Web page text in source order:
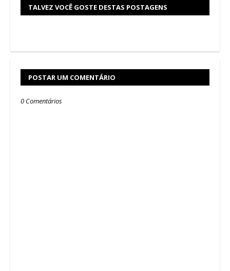
TALVEZ VOCÊ GOSTE DESTAS POSTAGENS
POSTAR UM COMENTÁRIO
0 Comentários